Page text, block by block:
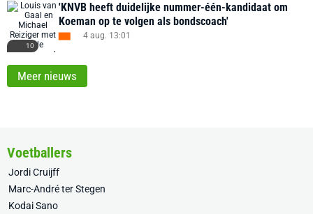
10
'KNVB heeft duidelijke nummer-één-kandidaat om
Koeman op te volgen als bondscoach'
4 aug. 13:01
Meer nieuws
Voetballers
Jordi Cruijff
Marc-André ter Stegen
Kodai Sano